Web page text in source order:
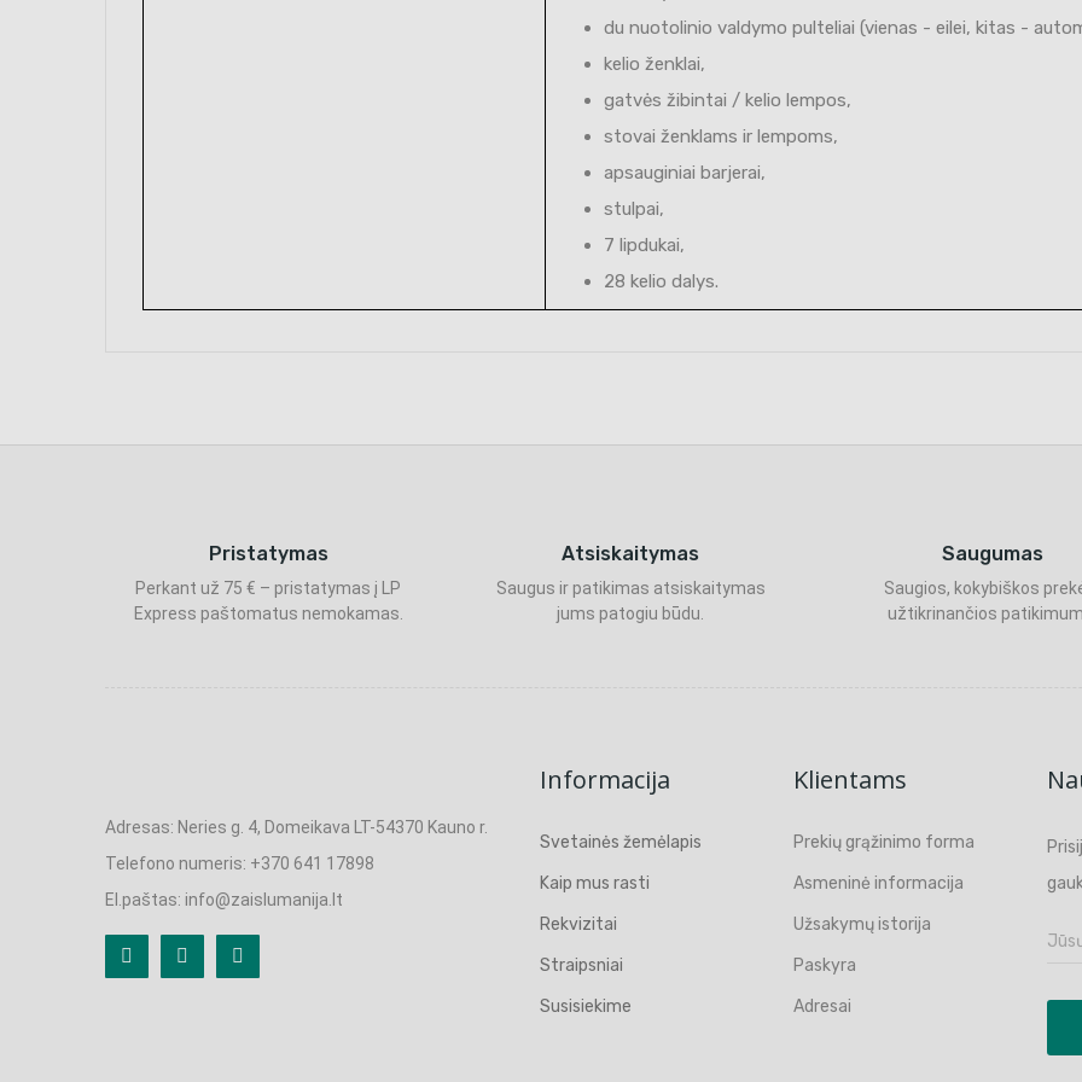
du nuotolinio valdymo pulteliai (vienas - eilei, kitas -
kelio ženklai,
gatvės žibintai / kelio lempos,
stovai ženklams ir lempoms,
apsauginiai barjerai,
stulpai,
7 lipdukai,
28 kelio dalys.
Pristatymas
Perkant už 75 € – pristatymas į LP
Express paštomatus nemokamas.
Atsiskaitymas
Saugus ir patikimas atsiskaitymas
jums patogiu būdu.
Saugumas
Saugios, kokybiškos
užtikrinančios
Adresas: Neries g. 4, Domeikava LT-54370 Kauno r.
Telefono numeris: +370 641 17898
El.paštas: info@zaislumanija.lt
Informacija
Svetainės žemėlapis
Kaip mus rasti
Rekvizitai
Straipsniai
Susisiekime
Klientams
Prekių grąžinimo forma
Asmeninė informacija
Užsakymų istorija
Paskyra
Adresai